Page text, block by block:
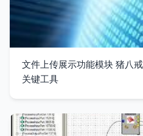
文件上传展示功能模块 猪八
关键工具